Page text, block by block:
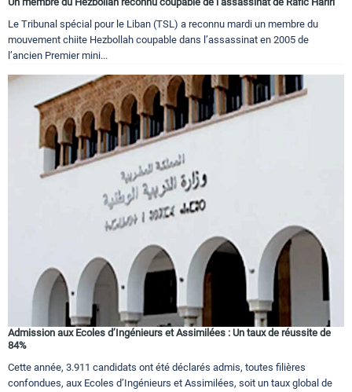
Le Tribunal spécial pour le Liban (TSL) a reconnu mardi un membre du
mouvement chiite Hezbollah coupable dans l’assassinat en 2005 de
l’ancien Premier mini...
Admission aux Ecoles d’Ingénieurs et Assimilées : Un taux de réussite de
84%
Cette année, 3.911 candidats ont été déclarés admis, toutes filières
confondues, aux Ecoles d’Ingénieurs et Assimilées, soit un taux global de